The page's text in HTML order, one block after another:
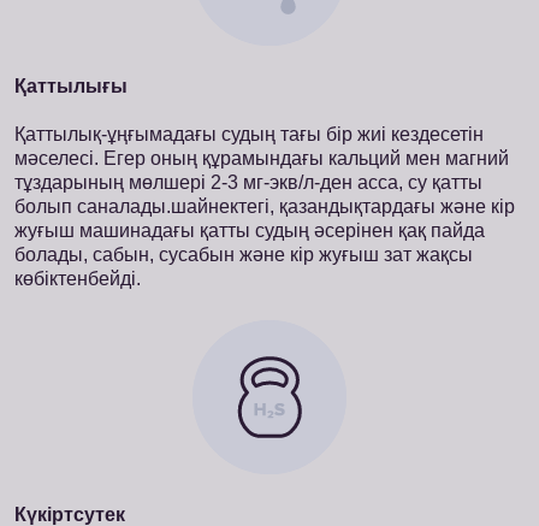
Қаттылығы
Қаттылық-ұңғымадағы судың тағы бір жиі кездесетін
мәселесі. Егер оның құрамындағы кальций мен магний
тұздарының мөлшері 2-3 мг-экв/л-ден асса, су қатты
болып саналады.шайнектегі, қазандықтардағы және кір
жуғыш машинадағы қатты судың әсерінен қақ пайда
болады, сабын, сусабын және кір жуғыш зат жақсы
көбіктенбейді.
Күкіртсутек